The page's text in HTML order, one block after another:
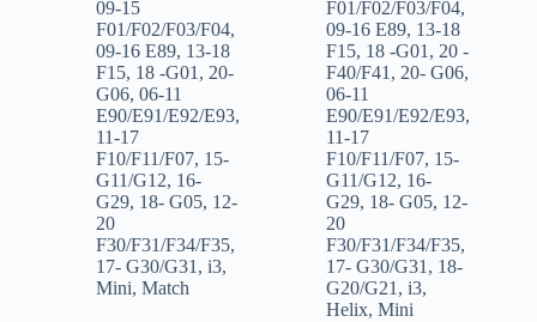
09-15
F01/F02/F03/F04,
09-16 E89, 13-18
F15, 18 -G01 , 20-
G06, 06-11
E90/E91/E92/E93,
11-17
F10/F11/F07, 15-
G11/G12, 16-
G29, 18- G05, 12-
20
F30/F31/F34/F35,
17- G30/G31 , i3,
Mini, Match
F01/F02/F03/F04,
09-16 E89, 13-18
F15, 18 -G01 , 20 -
F40/F41 , 20- G06,
06-11
E90/E91/E92/E93,
11-17
F10/F11/F07, 15-
G11/G12, 16-
G29, 18- G05, 12-
20
F30/F31/F34/F35,
17- G30/G31 , 18-
G20/G21 ,i3,
Helix,Mini